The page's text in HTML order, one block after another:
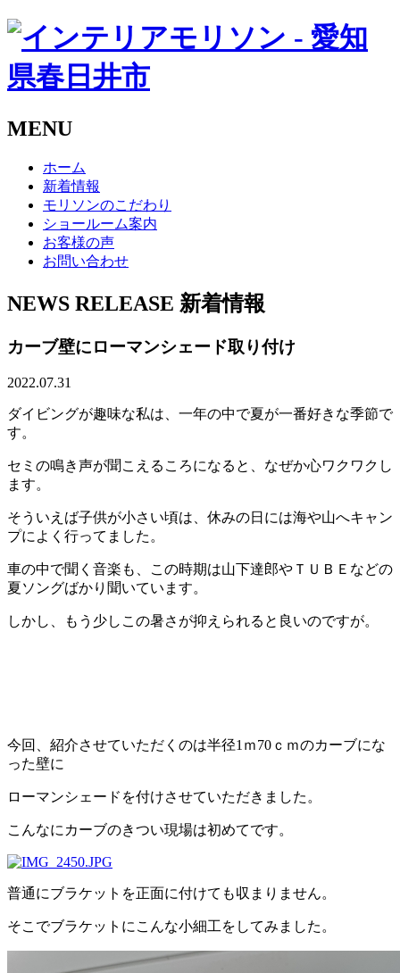
MENU
ホーム
新着情報
モリソンのこだわり
ショールーム案内
お客様の声
お問い合わせ
NEWS RELEASE 新着情報
カーブ壁にローマンシェード取り付け
2022.07.31
ダイビングが趣味な私は、一年の中で夏が一番好きな季節で
す。
セミの鳴き声が聞こえるころになると、なぜか心ワクワクし
ます。
そういえば子供が小さい頃は、休みの日には海や山へキャン
プによく行ってました。
車の中で聞く音楽も、この時期は山下達郎やＴＵＢＥなどの
夏ソングばかり聞いています。
しかし、もう少しこの暑さが抑えられると良いのですが。
今回、紹介させていただくのは半径1ｍ70ｃｍのカーブにな
った壁に
ローマンシェードを付けさせていただきました。
こんなにカーブのきつい現場は初めてです。
普通にブラケットを正面に付けても収まりません。
そこでブラケットにこんな小細工をしてみました。